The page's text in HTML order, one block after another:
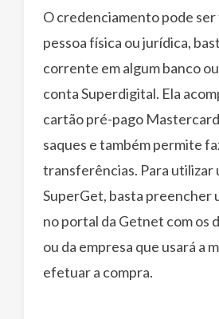
O credenciamento pode
pessoa física ou jurídica,
corrente em algum banco
conta Superdigital. Ela
cartão pré-pago
saques e também permite
transferências. Para utilizar
SuperGet, basta preencher
no portal da Getnet com os
ou da empresa que usará a
efetuar a compra.